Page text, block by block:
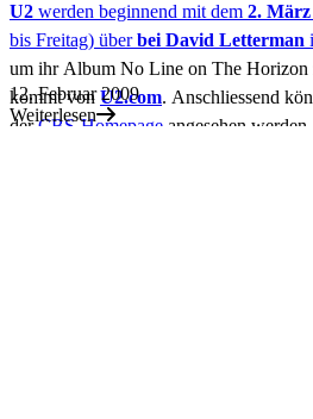
U2 werden beginnend mit dem 2. März
bis Freitag) überbei David Letterman
um ihr Album No Line on The Horizon
kommt vonU2.com. Anschliessend
derCBS-Homepage angesehen
12. Februar 2009
Weiterlesen